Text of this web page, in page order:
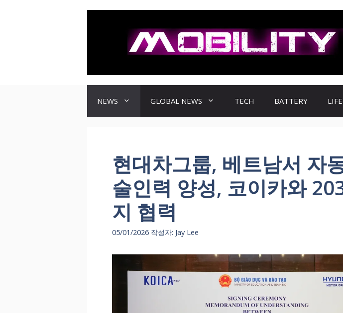
NEWS GLOBAL NEWS TECH BATTERY LIFE
현대차그룹, 베트남서 자
술인력 양성, 코이카와
지 협력
05/01/2026 작성자: Jay Lee